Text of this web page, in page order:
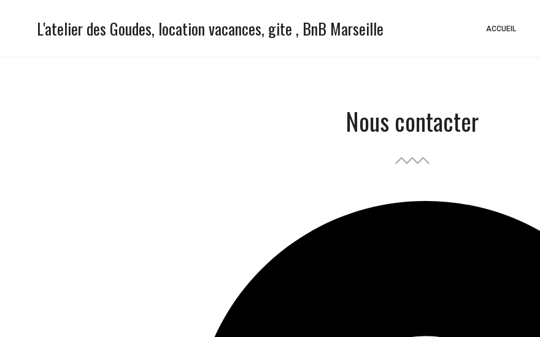
L'atelier des Goudes, location vacances, gite , BnB Marseille ACCUEIL
Nous contacter